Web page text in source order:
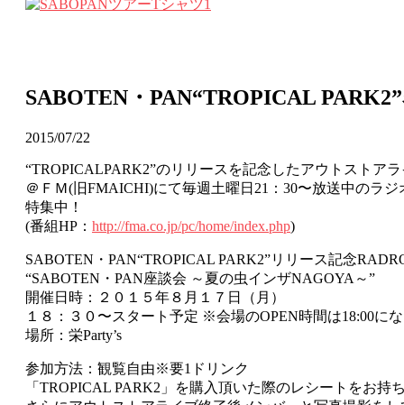
SABOTEN・PAN“TROPICAL
2015/07/22
“TROPICALPARK2”のリリースを記念したアウトストア
＠ＦＭ(旧FMAICHI)にて毎週土曜日21：30〜放送中のラ
特集中！
(番組HP： http://fma.co.jp/pc/home/index.php)
SABOTEN・PAN“TROPICAL PARK2”リリース記念
“SABOTEN・PAN座談会 ～夏の虫インザNAGOYA～”
開催日時：２０１５年８月１７日（月）
１８：３０〜スタート予定 ※会場のOPEN時間は18:00に
場所：栄Party’s
参加方法：観覧自由※要1ドリンク
「TROPICAL PARK2」を購入頂いた際のレシートをお